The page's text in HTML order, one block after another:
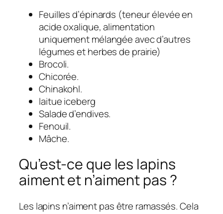
Feuilles d’épinards (teneur élevée en
acide oxalique, alimentation
uniquement mélangée avec d’autres
légumes et herbes de prairie)
Brocoli.
Chicorée.
Chinakohl.
laitue iceberg
Salade d’endives.
Fenouil.
Mâche.
Qu’est-ce que les lapins
aiment et n’aiment pas ?
Les lapins n’aiment pas être ramassés. Cela